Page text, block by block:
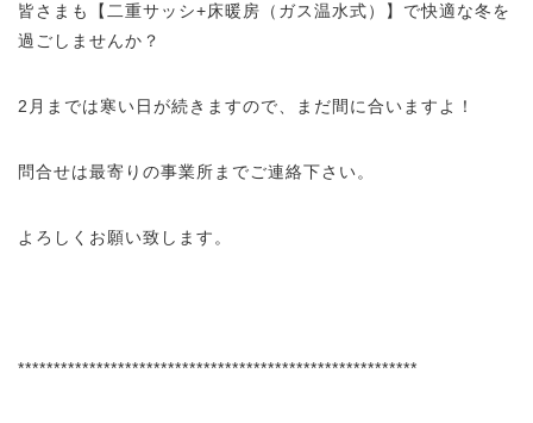
皆さまも【二重サッシ+床暖房（ガス温水式）】で快適な冬を
過ごしませんか？
2月までは寒い日が続きますので、まだ間に合いますよ！
問合せは最寄りの事業所までご連絡下さい。
よろしくお願い致します。
********************************************************